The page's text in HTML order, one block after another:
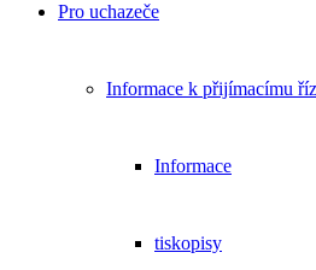
Pro uchazeče
Informace k přijímacímu
Informace
tiskopisy